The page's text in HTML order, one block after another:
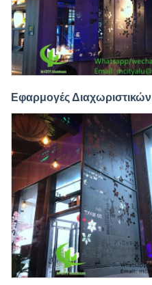
Εφαρμογές Διαχωριστικών